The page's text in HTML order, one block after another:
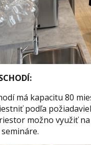
má kapacitu 80
podľa
možno využiť